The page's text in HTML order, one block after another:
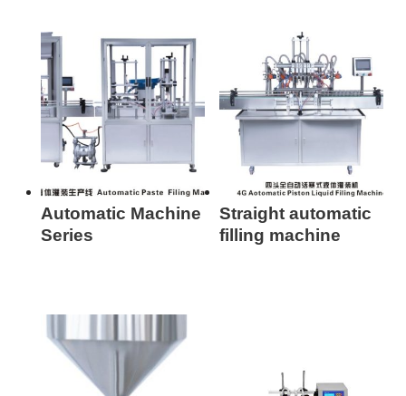
Automatic Machine
Series
Straight automatic
filling machine